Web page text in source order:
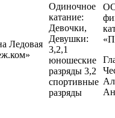
Ледовая
Одиночное
катание:
Девочки,
Девушки:
3,2,1
юношеские
разряды 3,2
спортивные
разряды